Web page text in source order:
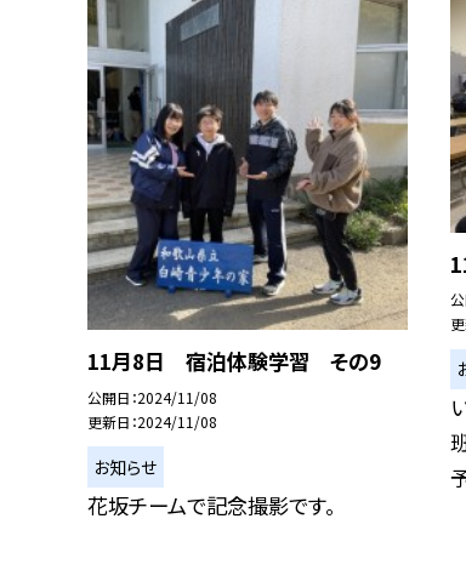
11月8日 宿泊体験学習 その9
公開日 2024/11/08
更新日 2024/11/08
お知らせ
花坂チームで記念撮影です。